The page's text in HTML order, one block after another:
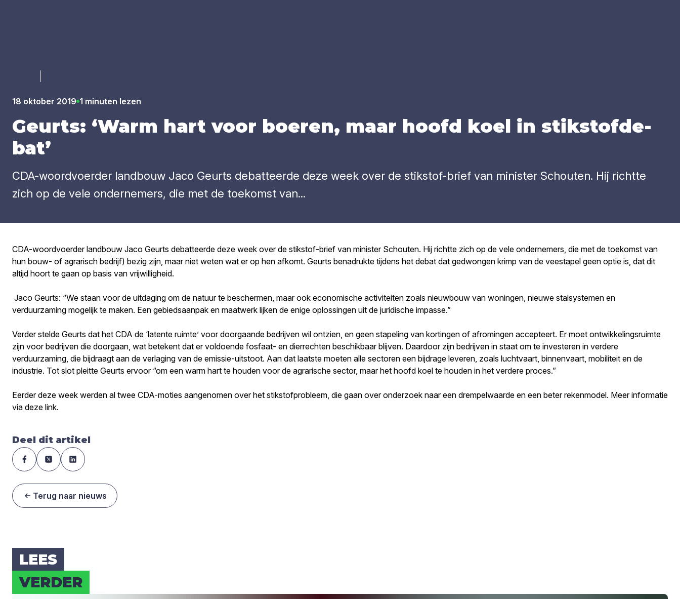
18 oktober 2019 1 minuten lezen
Geurts: ‘Warm hart voor boe­ren, maar hoofd koel in stik­stof­de­
bat’
CDA-woordvoerder landbouw Jaco Geurts debatteerde deze week over de stikstof-brief van minister Schouten. Hij richtte
zich op de vele ondernemers, die met de toekomst van...
CDA-woordvoerder landbouw Jaco Geurts debatteerde deze week over de stikstof-brief van minister Schouten. Hij richtte zich op de vele ondernemers, die met de toekomst van
hun bouw- of agrarisch bedrijf) bezig zijn, maar niet weten wat er op hen afkomt. Geurts benadrukte tijdens het debat dat gedwongen krimp van de veestapel geen optie is, dat dit
altijd hoort te gaan op basis van vrijwilligheid.
Jaco Geurts: “We staan voor de uitdaging om de natuur te beschermen, maar ook economische activiteiten zoals nieuwbouw van woningen, nieuwe stalsystemen en
verduurzaming mogelijk te maken. Een gebiedsaanpak en maatwerk lijken de enige oplossingen uit de juridische impasse.”
Verder stelde Geurts dat het CDA de ‘latente ruimte’ voor doorgaande bedrijven wil ontzien, en geen stapeling van kortingen of afromingen accepteert. Er moet ontwikkelingsruimte
zijn voor bedrijven die doorgaan, wat betekent dat er voldoende fosfaat- en dierrechten beschikbaar blijven. Daardoor zijn bedrijven in staat om te investeren in verdere
verduurzaming, die bijdraagt aan de verlaging van de emissie-uitstoot. Aan dat laatste moeten alle sectoren een bijdrage leveren, zoals luchtvaart, binnenvaart, mobiliteit en de
industrie. Tot slot pleitte Geurts ervoor “om een warm hart te houden voor de agrarische sector, maar het hoofd koel te houden in het verdere proces.”
Eerder deze week werden al twee CDA-moties aangenomen over het stikstofprobleem, die gaan over onderzoek naar een drempelwaarde en een beter rekenmodel. Meer informatie
via deze link.
Deel dit artikel
Terug naar nieuws
LEES
VER­DER